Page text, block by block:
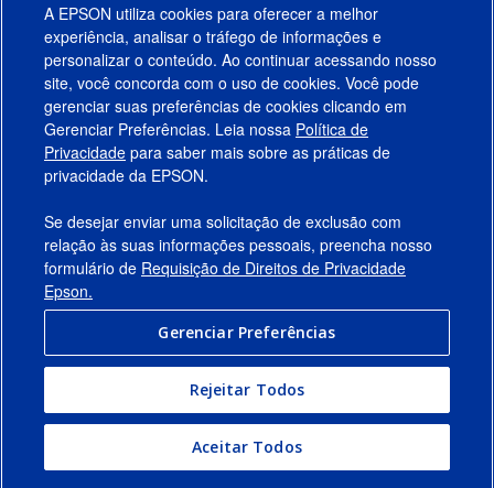
Produtos
Suporte
Links Sugeridos
Empresa
Conecte-se com a Epson
Termos de Uso
A EPSON utiliza cookies para oferecer a melhor
experiência, analisar o tráfego de informações e
personalizar o conteúdo. Ao continuar acessando nosso
site, você concorda com o uso de cookies. Você pode
gerenciar suas preferências de cookies clicando em
Gerenciar Preferências. Leia nossa Política de
Privacidade para saber mais sobre as práticas de
privacidade da EPSON.
Se desejar enviar uma solicitação de exclusão com
relação às suas informações pessoais, preencha nosso
formulário de Requisição de Direitos de Privacidade
Epson.
Gerenciar Preferências
Rejeitar Todos
Aceitar Todos